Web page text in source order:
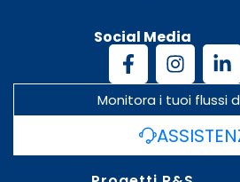
Social Media
Monitora i tuoi flussi